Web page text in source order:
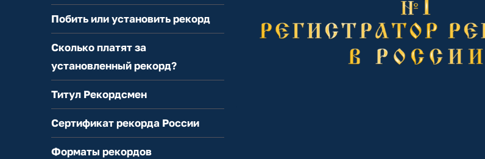
Побить или установить рекорд
Сколько платят за
установленный рекорд?
Титул Рекордсмен
Сертификат рекорда России
Форматы рекордов